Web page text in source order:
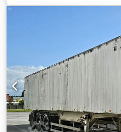
Bandenmaat: 385/65 R22.5
Vering: Luchtvering Achteras
6 mm; Bandenprofiel rechts: 9
Bandenprofiel links: 5 mm;
Achteras 3: Bandenprofiel
rechts: 7 mm Gewichten Ledig
Laadvermogen: 32.220 kg
38.000 kg Csdpszrbizefx Af